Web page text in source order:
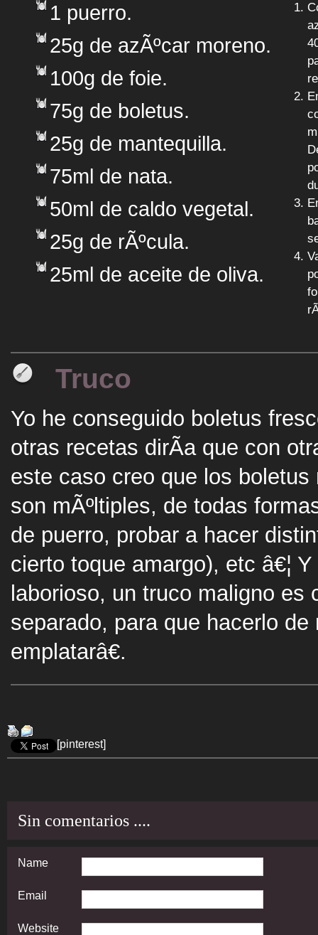
1 puerro.
25g de azÃºcar moreno.
100g de foie.
75g de boletus.
25g de mantequilla.
75ml de nata.
50ml de caldo vegetal.
25g de rÃºcula.
25ml de aceite de oliva.
Truco
Yo he conseguido boletus
otras recetas dirÃ­a que con
este caso creo que los
son mÃºltiples, de todas
de puerro, probar a hacer
cierto toque amargo), etc â€¦
laborioso, un truco maligno
separado, para que hacerlo
emplatarâ€.
[pinterest]
Sin comentarios ....
Name
Email
Website